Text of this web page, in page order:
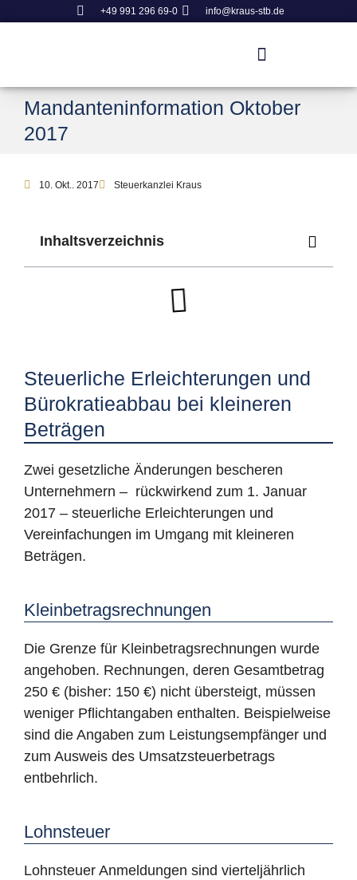
+49 991 296 69-0 info@kraus-stb.de
Mandanteninformation Oktober
2017
10. Okt.. 2017 Steuerkanzlei Kraus
Inhaltsverzeichnis
Steuerliche Erleichterungen und
Bürokratieabbau bei kleineren
Beträgen
Zwei gesetzliche Änderungen bescheren
Unternehmern – rückwirkend zum 1. Januar
2017 – steuerliche Erleichterungen und
Vereinfachungen im Umgang mit kleineren
Beträgen.
Kleinbetragsrechnungen
Die Grenze für Kleinbetragsrechnungen wurde
angehoben. Rechnungen, deren Gesamtbetrag
250 € (bisher: 150 €) nicht übersteigt, müssen
weniger Pflichtangaben enthalten. Beispielweise
sind die Angaben zum Leistungsempfänger und
zum Ausweis des Umsatzsteuerbetrags
entbehrlich.
Lohnsteuer
Lohnsteuer Anmeldungen sind vierteljährlich